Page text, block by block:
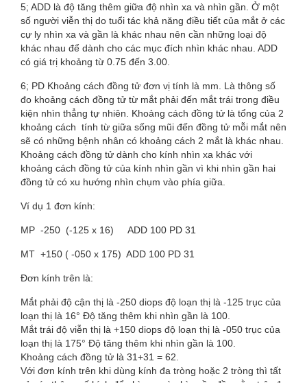
5; ADD là độ tăng thêm giữa độ nhìn xa và nhìn gần. Ở một
số người viễn thị do tuổi tác khả năng điều tiết của mắt ở các
cự ly nhìn xa và gần là khác nhau nên cần những loại độ
khác nhau để dành cho các mục đích nhìn khác nhau. ADD
có giá trị khoảng từ 0.75 đến 3.00.
6; PD Khoảng cách đồng tử đơn vị tính là mm. Là thông số
đo khoảng cách đồng tử từ mắt phải đến mắt trái trong điều
kiện nhìn thẳng tự nhiên. Khoảng cách đồng tử là tổng của 2
khoảng cách tính từ giữa sống mũi đến đồng tử mỗi mắt nên
sẽ có những bệnh nhân có khoảng cách 2 mắt là khác nhau.
Khoảng cách đồng tử dành cho kính nhìn xa khác với
khoảng cách đồng tử của kính nhìn gần vì khi nhìn gần hai
đồng tử có xu hướng nhìn chụm vào phía giữa.
Ví dụ 1 đơn kính:
MP -250 (-125 x 16) ADD 100 PD 31
MT +150 ( -050 x 175) ADD 100 PD 31
Đơn kính trên là:
Mắt phải độ cận thị là -250 diops độ loạn thị là -125 trục của
loạn thị là 16° Độ tăng thêm khi nhìn gần là 100.
Mắt trái độ viễn thị là +150 diops độ loạn thị là -050 trục của
loạn thị là 175° Độ tăng thêm khi nhìn gần là 100.
Khoảng cách đồng tử là 31+31 = 62.
Với đơn kính trên khi dùng kính đa tròng hoặc 2 tròng thì tất